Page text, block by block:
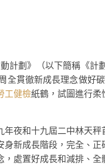
劃》（以下簡稱《計
貫徹新成長理念做好
工健檢紙鶴，試圖進行柔
和十九屆二中林天秤
新成長階段，完全、
處置好成長和減排、